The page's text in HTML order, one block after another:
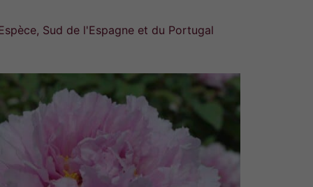
Sud de l'Espagne et du Portugal